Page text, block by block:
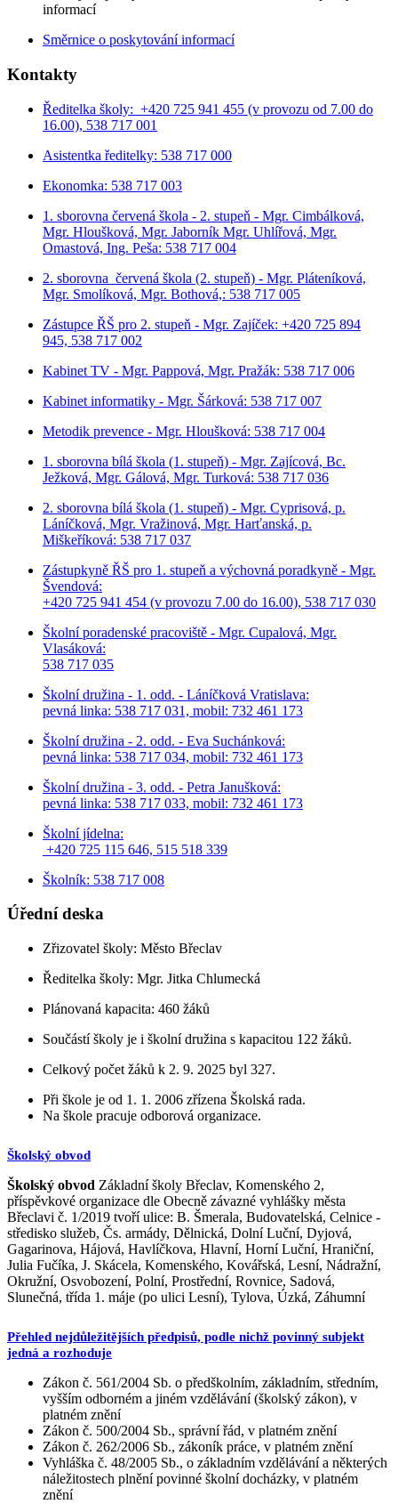
informací
Směrnice o poskytování informací
Kontakty
Ředitelka školy: +420 725 941 455 (v provozu od 7.00 do
16.00), 538 717 001
Asistentka ředitelky: 538 717 000
Ekonomka: 538 717 003
1. sborovna červená škola - 2. stupeň - Mgr. Cimbálková,
Mgr. Hloušková, Mgr. Jaborník Mgr. Uhlířová, Mgr.
Omastová, Ing. Peša: 538 717 004
2. sborovna červená škola (2. stupeň) - Mgr. Pláteníková,
Mgr. Smolíková, Mgr. Bothová,: 538 717 005
Zástupce ŘŠ pro 2. stupeň - Mgr. Zajíček: +420 725 894
945, 538 717 002
Kabinet TV - Mgr. Pappová, Mgr. Pražák: 538 717 006
Kabinet informatiky - Mgr. Šárková: 538 717 007
Metodik prevence - Mgr. Hloušková: 538 717 004
1. sborovna bílá škola (1. stupeň) - Mgr. Zajícová, Bc.
Ježková, Mgr. Gálová, Mgr. Turková: 538 717 036
2. sborovna bílá škola (1. stupeň) - Mgr. Cyprisová, p.
Láníčková, Mgr. Vražinová, Mgr. Harťanská, p.
Miškeříková: 538 717 037
Zástupkyně ŘŠ pro 1. stupeň a výchovná poradkyně - Mgr.
Švendová:
+420 725 941 454 (v provozu 7.00 do 16.00), 538 717 030
Školní poradenské pracoviště - Mgr. Cupalová, Mgr.
Vlasáková:
538 717 035
Školní družina - 1. odd. - Láníčková Vratislava:
pevná linka: 538 717 031, mobil: 732 461 173
Školní družina - 2. odd. - Eva Suchánková:
pevná linka: 538 717 034, mobil: 732 461 173
Školní družina - 3. odd. - Petra Janušková:
pevná linka: 538 717 033, mobil: 732 461 173
Školní jídelna:
+420 725 115 646, 515 518 339
Školník: 538 717 008
Úřední deska
Zřizovatel školy: Město Břeclav
Ředitelka školy: Mgr. Jitka Chlumecká
Plánovaná kapacita: 460 žáků
Součástí školy je i školní družina s kapacitou 122 žáků.
Celkový počet žáků k 2. 9. 2025 byl 327.
Při škole je od 1. 1. 2006 zřízena Školská rada.
Na škole pracuje odborová organizace.
Školský obvod
Školský obvod Základní školy Břeclav, Komenského 2,
příspěvkové organizace dle Obecně závazné vyhlášky města
Břeclavi č. 1/2019 tvoří ulice: B. Šmerala, Budovatelská, Celnice -
středisko služeb, Čs. armády, Dělnická, Dolní Luční, Dyjová,
Gagarinova, Hájová, Havlíčkova, Hlavní, Horní Luční, Hraniční,
Julia Fučíka, J. Skácela, Komenského, Kovářská, Lesní, Nádražní,
Okružní, Osvobození, Polní, Prostřední, Rovnice, Sadová,
Slunečná, třída 1. máje (po ulici Lesní), Tylova, Úzká, Záhumní
Přehled nejdůležitějších předpisů, podle nichž povinný subjekt
jedná a rozhoduje
Zákon č. 561/2004 Sb. o předškolním, základním, středním,
vyšším odborném a jiném vzdělávání (školský zákon), v
platném znění
Zákon č. 500/2004 Sb., správní řád, v platném znění
Zákon č. 262/2006 Sb., zákoník práce, v platném znění
Vyhláška č. 48/2005 Sb., o základním vzdělávání a některých
náležitostech plnění povinné školní docházky, v platném
znění